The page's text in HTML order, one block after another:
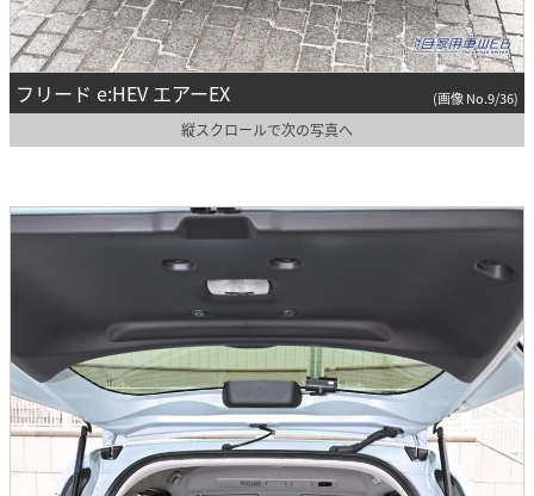
フリード e:HEV エアーEX (画像 No.9/36)
縦スクロールで次の写真へ